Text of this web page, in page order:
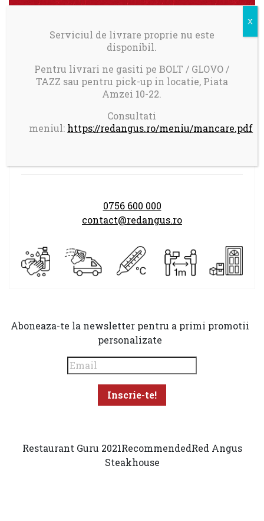
Livrare in Bucuresti.
Comanda minima: 100 ron
Taxa transport 17 ron pentru comenzi mai
mici de 150 ron
Program comenzi:
0756 600 000
contact@redangus.ro
Aboneaza-te la newsletter pentru a primi promotii
personalizate
Restaurant Guru 2021RecommendedRed Angus
Steakhouse
Serviciul de livrare proprie nu este
disponibil.
Pentru livrari ne gasiti pe BOLT / GLOVO /
TAZZ sau pentru pick-up in locatie, Piata
Amzei 10-22.
Consultati
meniul: https://redangus.ro/meniu/mancare.pdf